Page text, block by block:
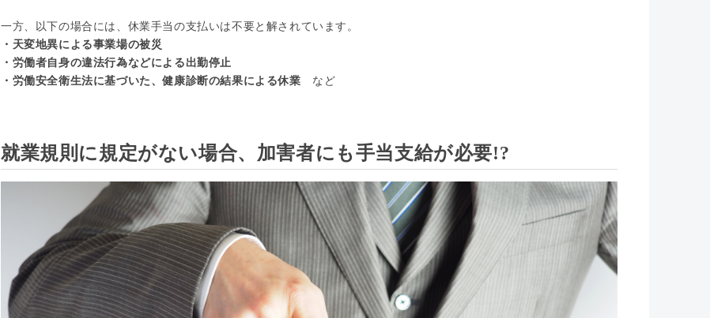
一方、以下の場合には、休業手当の支払いは不要と解されています。
・天変地異による事業場の被災
・労働者自身の違法行為などによる出勤停止
・労働安全衛生法に基づいた、健康診断の結果による休業 など
就業規則に規定がない場合、加害者にも手当支給が必要!?